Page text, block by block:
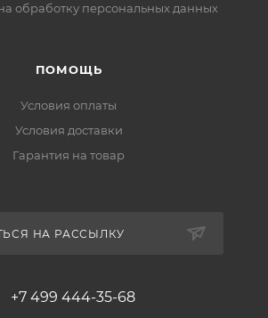
обработку персональных данных
ПОМОЩЬ
Условия оплаты
Условия доставки
Гарантия на товар
НА РАССЫЛКУ
+7 499 444-35-68